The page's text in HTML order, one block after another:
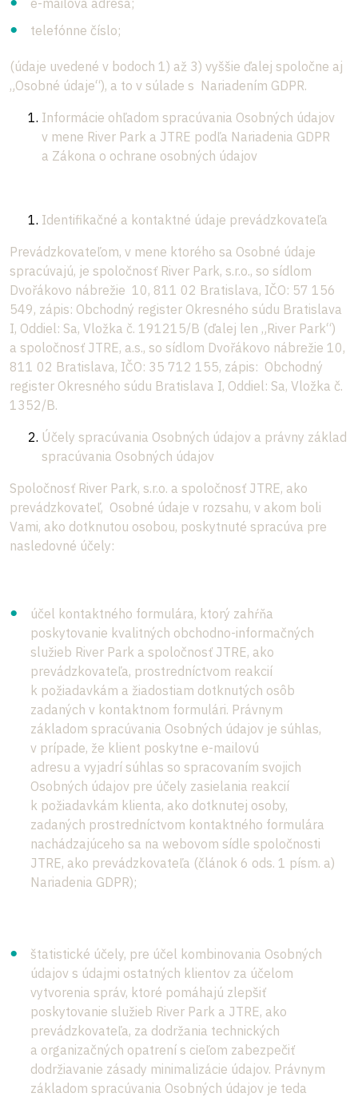
e-mailová adresa;
telefónne číslo;
(údaje uvedené v bodoch 1) až 3) vyššie ďalej spoločne aj
„Osobné údaje“), a to v súlade s Nariadením GDPR.
Informácie ohľadom spracúvania Osobných údajov
v mene River Park a JTRE podľa Nariadenia GDPR
a Zákona o ochrane osobných údajov
Identifikačné a kontaktné údaje prevádzkovateľa
Prevádzkovateľom, v mene ktorého sa Osobné údaje
spracúvajú, je spoločnosť River Park, s.r.o., so sídlom
Dvořákovo nábrežie 10, 811 02 Bratislava, IČO: 57 156
549, zápis: Obchodný register Okresného súdu Bratislava
I, Oddiel: Sa, Vložka č. 191215/B (ďalej len „River Park“)
a spoločnosť JTRE, a.s., so sídlom Dvořákovo nábrežie 10,
811 02 Bratislava, IČO: 35 712 155, zápis: Obchodný
register Okresného súdu Bratislava I, Oddiel: Sa, Vložka č.
1352/B.
Účely spracúvania Osobných údajov a právny základ
spracúvania Osobných údajov
Spoločnosť River Park, s.r.o. a spoločnosť JTRE, ako
prevádzkovateľ, Osobné údaje v rozsahu, v akom boli
Vami, ako dotknutou osobou, poskytnuté spracúva pre
nasledovné účely:
účel kontaktného formulára, ktorý zahŕňa
poskytovanie kvalitných obchodno-informačných
služieb River Park a spoločnosť JTRE, ako
prevádzkovateľa, prostredníctvom reakcií
k požiadavkám a žiadostiam dotknutých osôb
zadaných v kontaktnom formulári. Právnym
základom spracúvania Osobných údajov je súhlas,
v prípade, že klient poskytne e-mailovú
adresu a vyjadrí súhlas so spracovaním svojich
Osobných údajov pre účely zasielania reakcií
k požiadavkám klienta, ako dotknutej osoby,
zadaných prostredníctvom kontaktného formulára
nachádzajúceho sa na webovom sídle spoločnosti
JTRE, ako prevádzkovateľa (článok 6 ods. 1 písm. a)
Nariadenia GDPR);
štatistické účely, pre účel kombinovania Osobných
údajov s údajmi ostatných klientov za účelom
vytvorenia správ, ktoré pomáhajú zlepšiť
poskytovanie služieb River Park a JTRE, ako
prevádzkovateľa, za dodržania technických
a organizačných opatrení s cieľom zabezpečiť
dodržiavanie zásady minimalizácie údajov. Právnym
základom spracúvania Osobných údajov je teda